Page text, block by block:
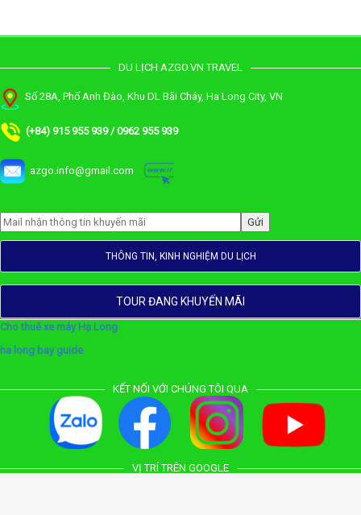
DU LỊCH AZGO.VN TRAVEL
Số 28A, Phố Anh Đào, Khu DL Bãi Cháy, Ha Long City, VN
(+84) 915 955 939 / 0962 955 939
azgo.info@gmail.com
THÔNG TIN, KINH NGHIỆM DU LỊCH
TOUR ĐANG KHUYẾN MÃI
Cho thuê xe máy Hạ Long
ha long bay guide
KẾT NỐI VỚI CHÚNG TÔI QUA
VỊ TRÍ TRÊN GOOGLE